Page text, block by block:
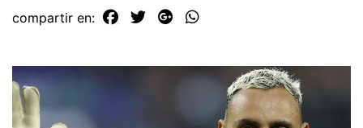
compartir en: